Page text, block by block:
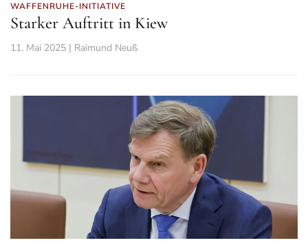
WAFFENRUHE-INITIATIVE
Starker Auftritt in Kiew
11. Mai 2025 | Raimund Neuß